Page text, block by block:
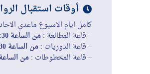
أوقات استقبال
كامل ايام الاسبوع ماعدى
– قاعة المطالعة :من الساعة 8:30 إلى الساعة 19:45
– قاعة الدوريات :من الساعة 8:30 إلى الساعة 19:45
– قاعة المخطوطات :من الساعة 8:30 إلى الساعة